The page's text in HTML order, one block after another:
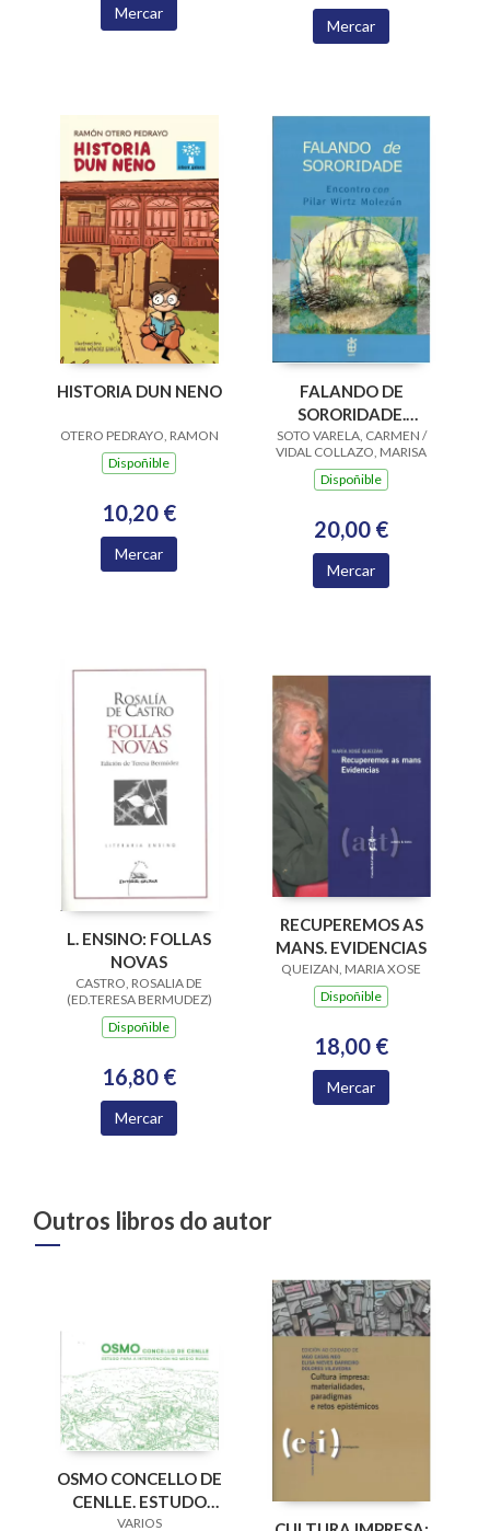
Mercar
Mercar
HISTORIA DUN NENO
OTERO PEDRAYO, RAMON
Dispoñible
10,20 €
Mercar
FALANDO DE
SORORIDADE.
ENCONTRO CON
PILAR WIRTZ
MOLEZUN
SOTO VARELA, CARMEN /
VIDAL COLLAZO, MARISA
Dispoñible
20,00 €
Mercar
L. ENSINO: FOLLAS
NOVAS
CASTRO, ROSALIA DE
(ED.TERESA BERMUDEZ)
Dispoñible
16,80 €
Mercar
RECUPEREMOS AS
MANS. EVIDENCIAS
QUEIZAN, MARIA XOSE
Dispoñible
18,00 €
Mercar
Outros libros do autor
OSMO CONCELLO DE
CENLLE. ESTUDO
PARA A
VARIOS